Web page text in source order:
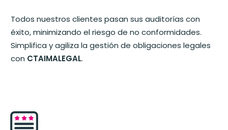
Todos nuestros clientes pasan sus auditorías con
éxito, minimizando el riesgo de no conformidades.
Simplifica y agiliza la gestión de obligaciones legales
con CTAIMALEGAL.